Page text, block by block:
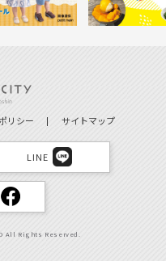
リシー サイトマップ
LINE
All Rights Reserved.